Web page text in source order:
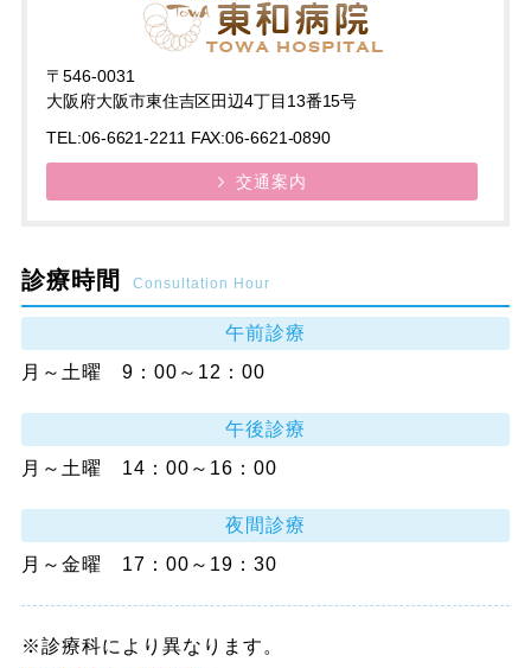
〒546-0031
大阪府大阪市東住吉区田辺4丁目13番15号
TEL:06-6621-2211 FAX:06-6621-0890
交通案内
診療時間 Consultation Hour
午前診療
月～土曜 9：00～12：00
午後診療
月～土曜 14：00～16：00
夜間診療
月～金曜 17：00～19：30
※診療科により異なります。